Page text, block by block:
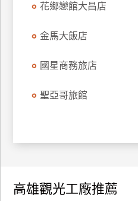
商
合
花鄉戀館大昌店
金馬大飯店
國星商務旅店
聖亞哥旅館
高雄觀光工廠推薦